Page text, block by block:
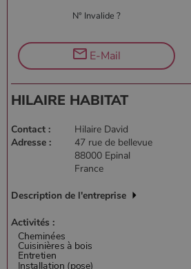
N° Invalide ?
E-Mail
HILAIRE HABITAT
Contact :
Hilaire David
Adresse :
47 rue de bellevue
88000 Epinal
France
Description de l'entreprise
Activités :